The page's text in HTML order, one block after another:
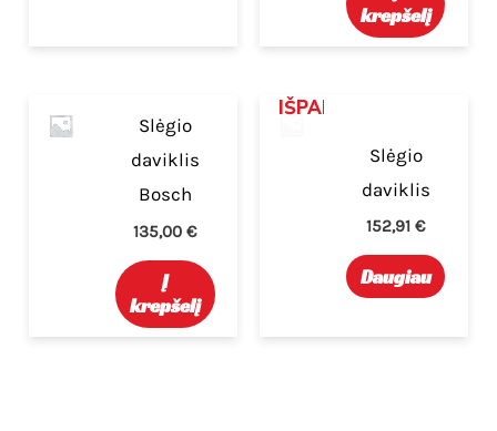
krepšelį
Slėgio
daviklis
Bosch
135,00€
Į
krepšelį
IŠPARDUOTA
Slėgio
daviklis
152,91€
Daugiau